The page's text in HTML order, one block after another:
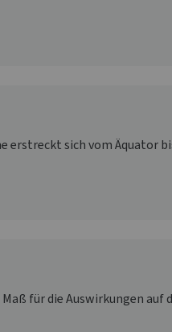
sich vom Äquator
für die Auswirkungen auf